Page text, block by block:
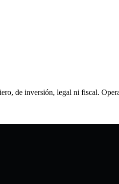
de inversión, legal ni fiscal.